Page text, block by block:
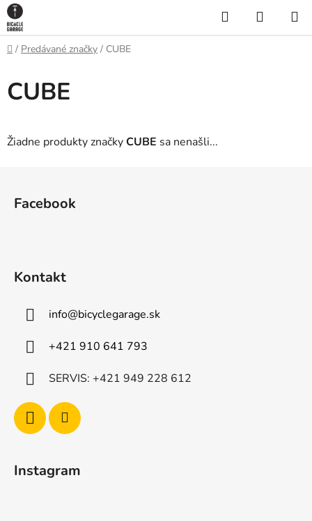
Prejsť
na
obsah
Hľadať
KOŠÍK
Domov
/ Predávané značky / CUBE
CUBE
Žiadne produkty značkyCUBE sa nenašli...
Facebook
Kontakt
info@bicyclegarage.sk
+421 910 641 793
SERVIS: +421 949 228 612
Instagram